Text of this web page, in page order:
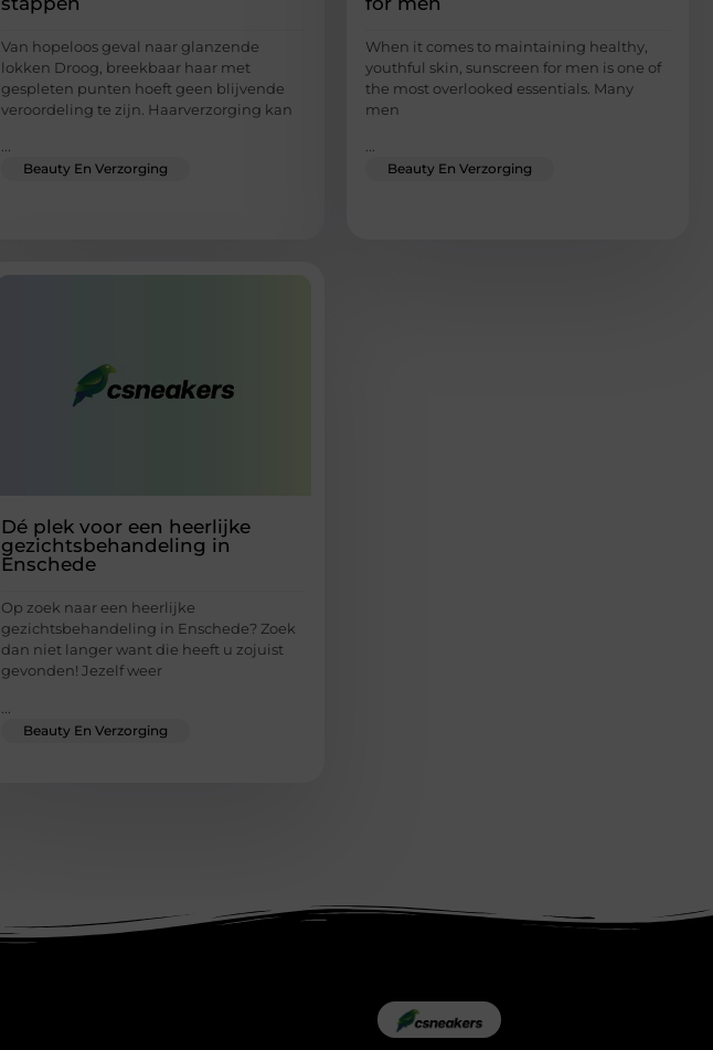
Van hopeloos geval naar glanzende
lokken Droog, breekbaar haar met
gespleten punten hoeft geen blijvende
veroordeling te zijn. Haarverzorging kan
...
Beauty En Verzorging
When it comes to maintaining healthy,
youthful skin, sunscreen for men is one of
the most overlooked essentials. Many
men
...
Beauty En Verzorging
Dé plek voor een heerlijke
gezichtsbehandeling in
Enschede
Op zoek naar een heerlijke
gezichtsbehandeling in Enschede? Zoek
dan niet langer want die heeft u zojuist
gevonden! Jezelf weer
Beauty En Verzorging